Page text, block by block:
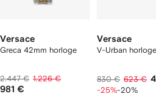
Versace
Greca 42mm horloge
2.447 € 1.226 €
981 €
Versace
V-Urban horloge
830 € 623 €
-25%-20%